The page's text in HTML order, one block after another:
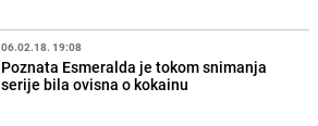
06.02.18. 19:08
Poznata Esmeralda je tokom snimanja
serije bila ovisna o kokainu